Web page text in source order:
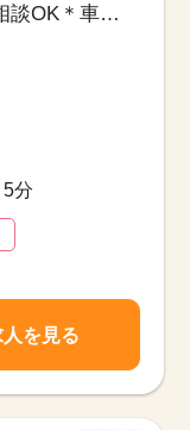
談OK＊車通
分
人を見る